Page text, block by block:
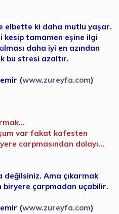
elbette ki daha mutlu yaşar.
kesip tamamen eşine ilgi
daha iyi en azından
bu stresi azaltır.
(www.zureyfa.com)
var fakat kafesten
carpmasından dolayı...
Ama çıkarmak
biryere çarpmadan uçabilir.
(www.zureyfa.com)